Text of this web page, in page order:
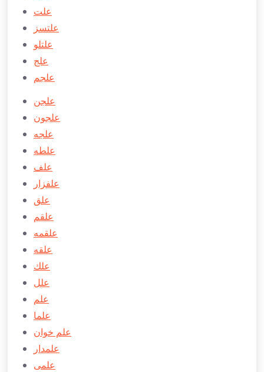
علت
علتسز
علتلو
علج
علجم
علجن
علجون
علجه
علطه
علف
علفزار
علق
علقم
علقمه
علقه
علك
علل
علم
علما
علم خوان
علمدار
علمی